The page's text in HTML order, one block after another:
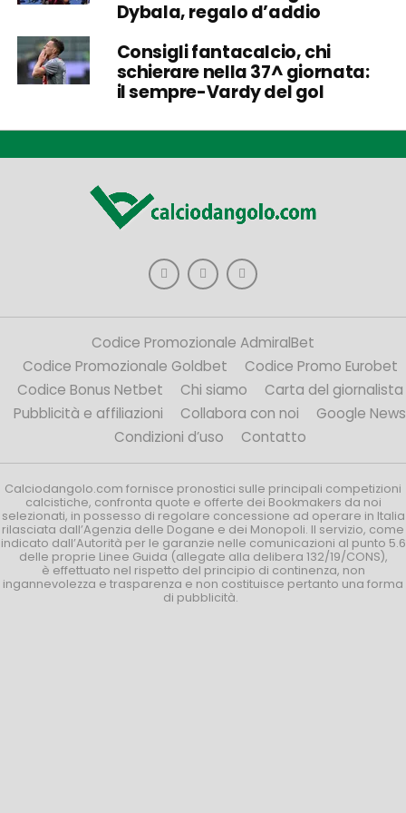
Dybala, regalo d’addio
Consigli fantacalcio, chi
schierare nella 37^ giornata:
il sempre-Vardy del gol
Codice Promozionale AdmiralBet
Codice Promozionale Goldbet
Codice Promo Eurobet
Codice Bonus Netbet
Chi siamo
Carta del giornalista
Pubblicità e affiliazioni
Collabora con noi
Google News
Condizioni d’uso
Contatto
Calciodangolo.com fornisce pronostici sulle principali competizioni
calcistiche, confronta quote e offerte dei Bookmakers da noi
selezionati, in possesso di regolare concessione ad operare in Italia
rilasciata dall’Agenzia delle Dogane e dei Monopoli. Il servizio, come
indicato dall’Autorità per le garanzie nelle comunicazioni al punto 5.6
delle proprie Linee Guida (allegate alla delibera 132/19/CONS),
è effettuato nel rispetto del principio di continenza, non
ingannevolezza e trasparenza e non costituisce pertanto una forma
di pubblicità.